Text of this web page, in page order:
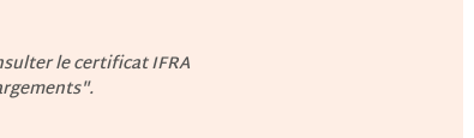
le certificat IFRA